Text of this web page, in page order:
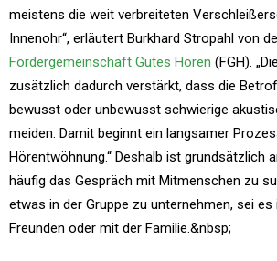
meistens die weit verbreiteten
Innenohr“, erläutert Burkhard Stropahl von
Fördergemeinschaft Gutes Hören (FGH).
zusätzlich dadurch verstärkt, dass die
bewusst oder unbewusst schwierige
meiden. Damit beginnt ein langsamer
Hörentwöhnung.“ Deshalb ist grundsätzlich
häufig das Gespräch mit Mitmenschen zu
etwas in der Gruppe zu unternehmen, sei
Freunden oder mit der Familie.&nbsp;